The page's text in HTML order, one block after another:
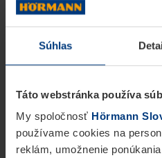
Súhlas
Táto webstránka používa
My spoločnosť Hörmann
používame cookies na
reklám, umožnenie